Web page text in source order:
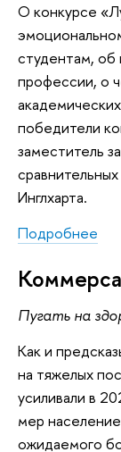
О конкурсе
студентам,
профессии, о
победители
заместитель
Инглхарта.
Подробнее
Пугать на
Как и
на тяжелых
усиливали в
мер
ожидаемого